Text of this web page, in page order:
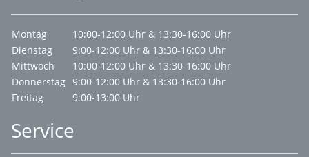
Montag
10:00-12:00 Uhr & 13:30-16:00 Uhr
Dienstag
9:00-12:00 Uhr & 13:30-16:00 Uhr
Mittwoch
10:00-12:00 Uhr & 13:30-16:00 Uhr
Donnerstag 9:00-12:00 Uhr & 13:30-16:00 Uhr
Freitag
9:00-13:00 Uhr
Service